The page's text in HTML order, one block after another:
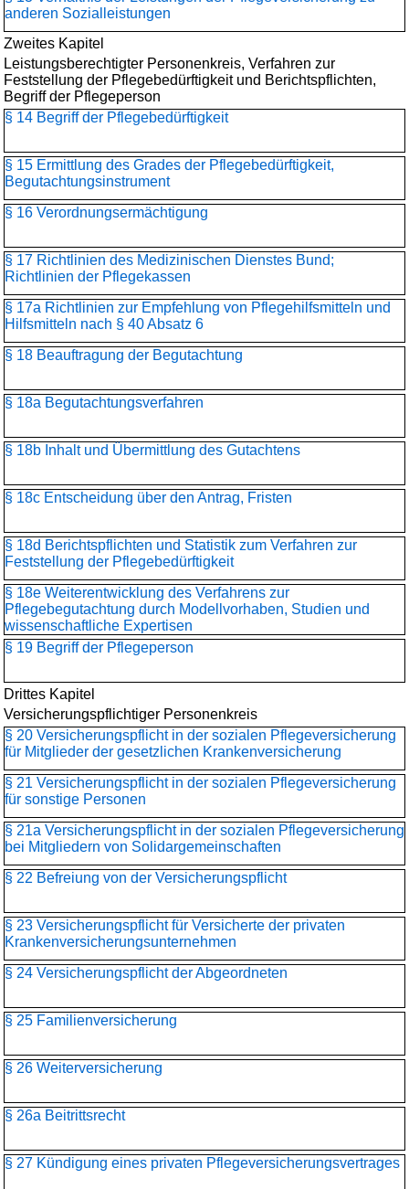
anderen Sozialleistungen
Zweites Kapitel
Leistungsberechtigter Personenkreis, Verfahren zur
Feststellung der Pflegebedürftigkeit und Berichtspflichten,
Begriff der Pflegeperson
§ 14 Begriff der Pflegebedürftigkeit
§ 15 Ermittlung des Grades der Pflegebedürftigkeit,
Begutachtungsinstrument
§ 16 Verordnungsermächtigung
§ 17 Richtlinien des Medizinischen Dienstes Bund;
Richtlinien der Pflegekassen
§ 17a Richtlinien zur Empfehlung von Pflegehilfsmitteln und
Hilfsmitteln nach § 40 Absatz 6
§ 18 Beauftragung der Begutachtung
§ 18a Begutachtungsverfahren
§ 18b Inhalt und Übermittlung des Gutachtens
§ 18c Entscheidung über den Antrag, Fristen
§ 18d Berichtspflichten und Statistik zum Verfahren zur
Feststellung der Pflegebedürftigkeit
§ 18e Weiterentwicklung des Verfahrens zur
Pflegebegutachtung durch Modellvorhaben, Studien und
wissenschaftliche Expertisen
§ 19 Begriff der Pflegeperson
Drittes Kapitel
Versicherungspflichtiger Personenkreis
§ 20 Versicherungspflicht in der sozialen Pflegeversicherung
für Mitglieder der gesetzlichen Krankenversicherung
§ 21 Versicherungspflicht in der sozialen Pflegeversicherung
für sonstige Personen
§ 21a Versicherungspflicht in der sozialen Pflegeversicherung
bei Mitgliedern von Solidargemeinschaften
§ 22 Befreiung von der Versicherungspflicht
§ 23 Versicherungspflicht für Versicherte der privaten
Krankenversicherungs­unternehmen
§ 24 Versicherungspflicht der Abgeordneten
§ 25 Familienversicherung
§ 26 Weiterversicherung
§ 26a Beitrittsrecht
§ 27 Kündigung eines privaten Pflegeversicherungsvertrages